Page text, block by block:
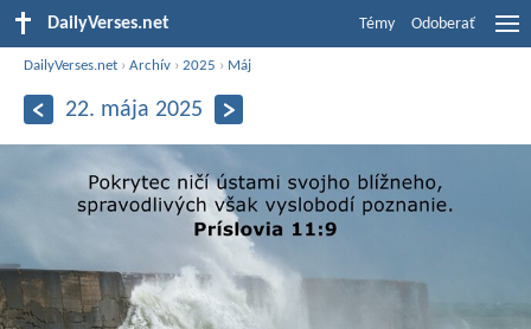
DailyVerses.net Témy Odoberať
DailyVerses.net ›Archív ›2025 › Máj
22. mája 2025